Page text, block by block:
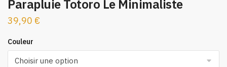
Parapluie Totoro Le Minimaliste
39,90 €
Couleur